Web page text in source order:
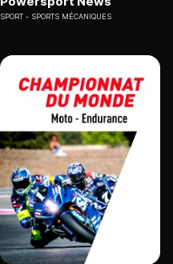
SPORT SPORTS MÉCANIQUES